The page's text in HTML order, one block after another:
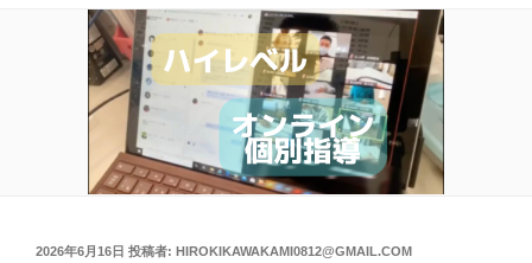
投
2026年6月16日 投稿者: HIROKIKAWAKAMI0812@GMAIL.COM